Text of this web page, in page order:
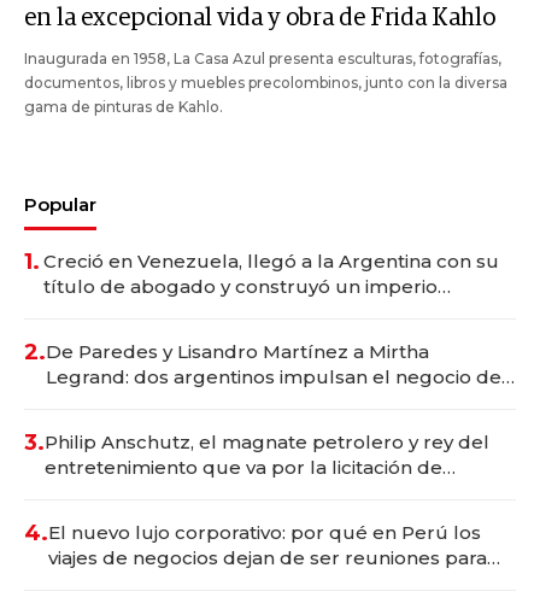
en la excepcional vida y obra de Frida Kahlo
Inaugurada en 1958, La Casa Azul presenta esculturas, fotografías,
documentos, libros y muebles precolombinos, junto con la diversa
gama de pinturas de Kahlo.
Popular
1. Creció en Venezuela, llegó a la Argentina con su
título de abogado y construyó un imperio
2.De Paredes y Lisandro Martínez a Mirtha
Legrand: dos argentinos impulsan el negocio del
3.Philip Anschutz, el magnate petrolero y rey del
entretenimiento que va por la licitación de
4.El nuevo lujo corporativo: por qué en Perú los
viajes de negocios dejan de ser reuniones para